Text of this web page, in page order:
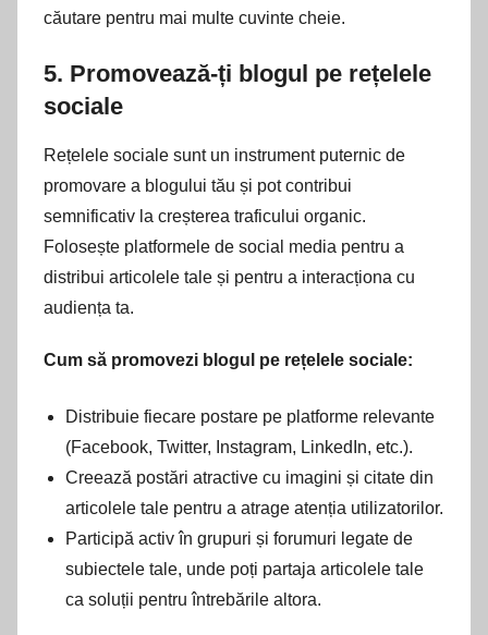
căutare pentru mai multe cuvinte cheie.
5. Promovează-ți blogul pe rețelele
sociale
Rețelele sociale sunt un instrument puternic de
promovare a blogului tău și pot contribui
semnificativ la creșterea traficului organic.
Folosește platformele de social media pentru a
distribui articolele tale și pentru a interacționa cu
audiența ta.
Cum să promovezi blogul pe rețelele sociale:
Distribuie fiecare postare pe platforme relevante
(Facebook, Twitter, Instagram, LinkedIn, etc.).
Creează postări atractive cu imagini și citate din
articolele tale pentru a atrage atenția utilizatorilor.
Participă activ în grupuri și forumuri legate de
subiectele tale, unde poți partaja articolele tale
ca soluții pentru întrebările altora.